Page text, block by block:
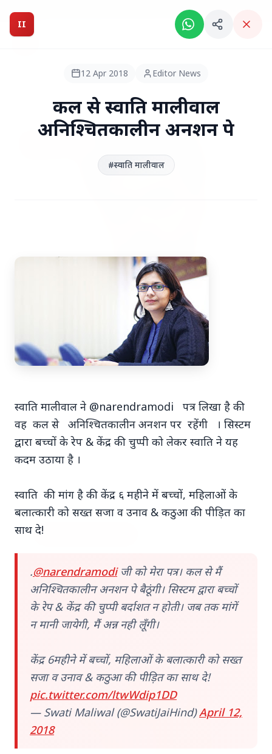
Breaking News: Intelligent India Magazine is now live.
II
HEADLINES
7 Jun 2026
अंशुल कुंचा कौन थे? अमेरिका में
भारतीय युवक की गोली मारकर हत्या,
परिवार का आरोप - "ट्रैप था"
अमेरिका में 'फर्जी' पिज्जा ऑर्डर डिलीवर करते हुए
आरोप - "ट्रैप था" एक चौंकान...
Top Stories
II
12 Apr 2018 Editor News
कल से स्वाति मालीवाल
अनिश्चितकालीन अनशन पे
#स्वाति मालीवाल
स्वाति मालीवाल ने @narendramodi पत्र लिखा है की
वह कल से अनिश्चितकालीन अनशन पर रहेंगी । सिस्टम
द्वारा बच्चों के रेप & केंद्र की चुप्पी को लेकर स्वाति ने यह
कदम उठाया है ।
स्वाति की मांग है की केंद्र ६ महीने में बच्चों, महिलाओं के
बलात्कारी को सख्त सजा व उनाव & कठुआ की पीड़ित का
साथ दे!
.@narendramodiजी को मेरा पत्र। कल से मैं
अनिश्चितकालीन अनशन पे बैठूंगी। सिस्टम द्वारा बच्चों
के रेप & केंद्र की चुप्पी बर्दाशत न होती। जब तक मांगें
न मानी जायेगी, मैं अन्न नही लूँगी।
केंद्र 6महीने में बच्चों, महिलाओं के बलात्कारी को सख्त
सजा व उनाव & कठुआ की पीड़ित का साथ दे!
pic.twitter.com/ltwWdip1DD
— Swati Maliwal (@SwatiJaiHind)April 12,
2018